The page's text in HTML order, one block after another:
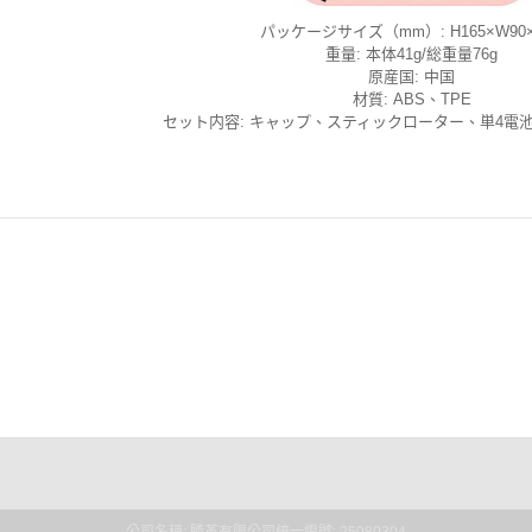
パッケージサイズ（mm）:
重量: 本体41g/総重量76g
原産国: 中国
材質: ABS、TPE
セット内容: キャップ、スティックローター、単4電